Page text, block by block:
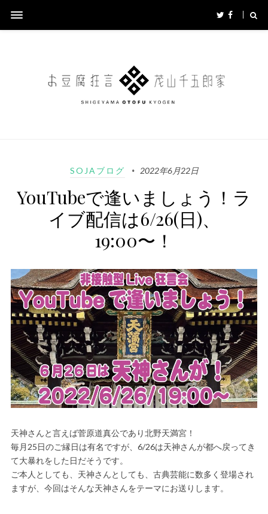
SOJAブログ 2022年6月22日
YouTubeで逢いましょう！ラ
イブ配信は6/26(日)、
19:00〜！
天神さんと言えば菅原道真公であり北野天満宮！
毎月25日のご縁日は有名ですが、6/26は天神さんが都へ戻ってき
て大暴れをした日だそうです。
ご本人としても、天神さんとしても、古典芸能に数多く登場され
ますが、今回はそんな天神さんをテーマにお送りします。